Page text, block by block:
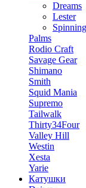
Dreams
Lester
Palms
Rodio Craft
Savage Gear
Shimano
Smith
Squid Mania
Supremo
Tailwalk
Thirty34Four
Valley Hill
Westin
Xesta
Yarie
Катушки